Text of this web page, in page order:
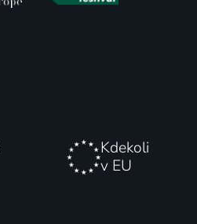
70 %
Kdekoli
v EU